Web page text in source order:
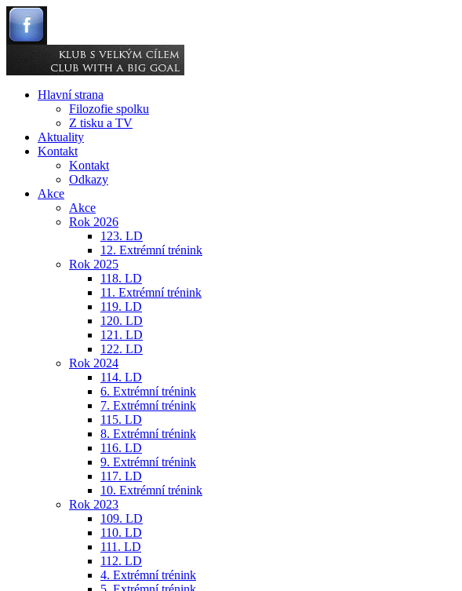
Hlavní strana
Filozofie spolku
Z tisku a TV
Aktuality
Kontakt
Kontakt
Odkazy
Akce
Akce
Rok 2026
123. LD
12. Extrémní trénink
Rok 2025
118. LD
11. Extrémní trénink
119. LD
120. LD
121. LD
122. LD
Rok 2024
114. LD
6. Extrémní trénink
7. Extrémní trénink
115. LD
8. Extrémní trénink
116. LD
9. Extrémní trénink
117. LD
10. Extrémní trénink
Rok 2023
109. LD
110. LD
111. LD
112. LD
4. Extrémní trénink